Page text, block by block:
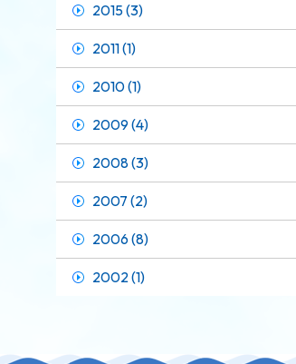
2015 (3)
2011 (1)
2010 (1)
2009 (4)
2008 (3)
2007 (2)
2006 (8)
2002 (1)